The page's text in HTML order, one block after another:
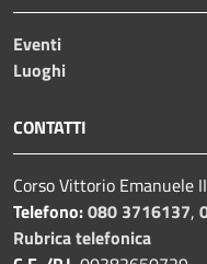
Eventi
Luoghi
CONTATTI
Corso Vittorio Emanuele
Telefono:080 3716137,
Rubrica telefonica